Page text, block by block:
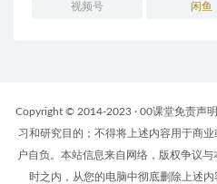
视频号 闲鱼
Copyright © 2014-2023 · 00课堂免责声
习和研究目的；不得将上述内容用于商
户自负。本站信息来自网络，版权争议
时之内，从您的电脑中彻底删除上述